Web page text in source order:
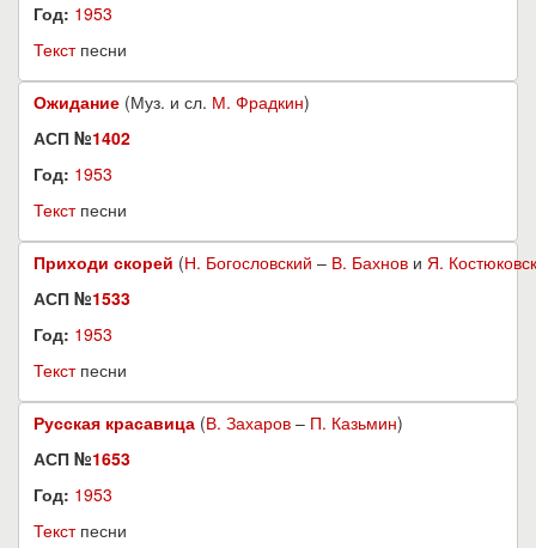
Год: 1953
Текстпесни
Ожидание (Муз. и сл. М. Фрадкин)
АСП №1402
Год: 1953
Текстпесни
Приходи скорей (Н. Богословский – В. Бахнов и Я.
АСП №1533
Год: 1953
Текстпесни
Русская красавица (В. Захаров – П. Казьмин)
АСП №1653
Год: 1953
Текстпесни